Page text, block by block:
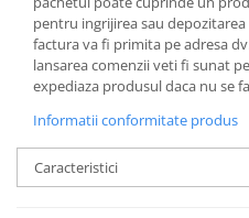
pentru ingrijirea sau
factura va fi primita pe adresa
lansarea comenzii veti fi sunat
expediaza produsul daca nu se
Informatii conformitate produs
Caracteristici